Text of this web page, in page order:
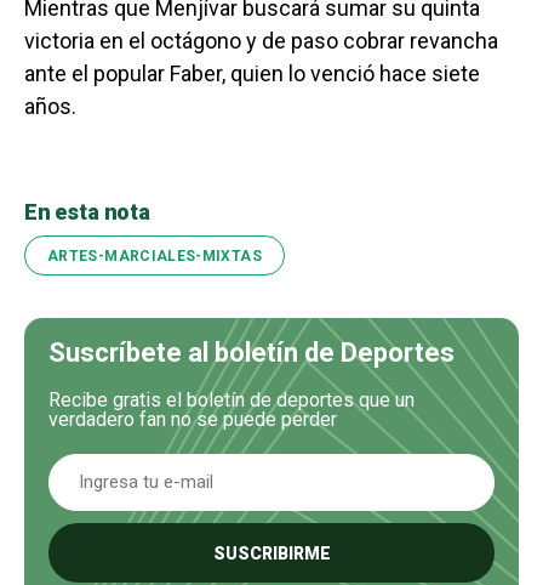
Mientras que Menjívar buscará sumar su quinta
victoria en el octágono y de paso cobrar revancha
ante el popular Faber, quien lo venció hace siete
años.
En esta nota
ARTES-MARCIALES-MIXTAS
Suscríbete al boletín de Deportes
Recibe gratis el boletín de deportes que un
verdadero fan no se puede perder
SUSCRIBIRME